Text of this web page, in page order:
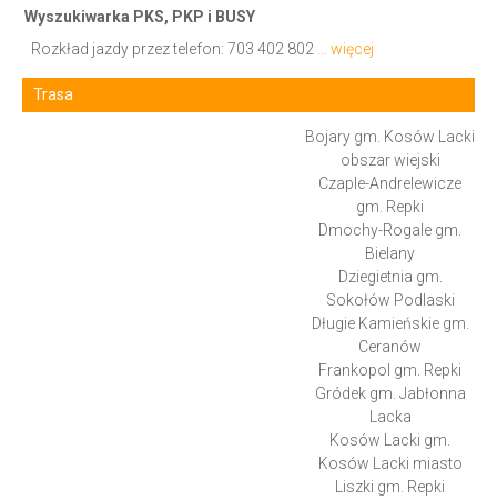
Wyszukiwarka PKS, PKP i BUSY
Rozkład jazdy przez telefon: 703 402 802 ... więcej
Trasa
Bojary gm. Kosów Lacki
obszar wiejski
Czaple-Andrelewicze
gm. Repki
Dmochy-Rogale gm.
Bielany
Dziegietnia gm.
Sokołów Podlaski
Długie Kamieńskie gm.
Ceranów
Frankopol gm. Repki
Gródek gm. Jabłonna
Lacka
Kosów Lacki gm.
Kosów Lacki miasto
Liszki gm. Repki